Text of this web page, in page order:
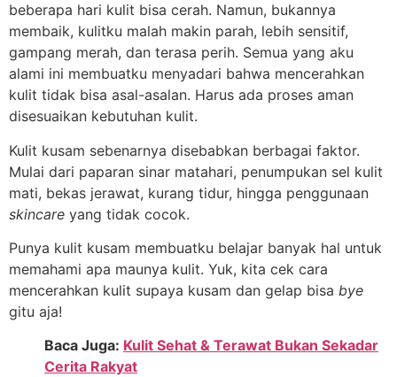
beberapa hari kulit bisa cerah. Namun, bukannya
membaik, kulitku malah makin parah, lebih sensitif,
gampang merah, dan terasa perih. Semua yang aku
alami ini membuatku menyadari bahwa mencerahkan
kulit tidak bisa asal-asalan. Harus ada proses aman
disesuaikan kebutuhan kulit.
Kulit kusam sebenarnya disebabkan berbagai faktor.
Mulai dari paparan sinar matahari, penumpukan sel kulit
mati, bekas jerawat, kurang tidur, hingga penggunaan
skincare yang tidak cocok.
Punya kulit kusam membuatku belajar banyak hal untuk
memahami apa maunya kulit. Yuk, kita cek cara
mencerahkan kulit supaya kusam dan gelap bisa bye
gitu aja!
Baca Juga: Kulit Sehat & Terawat Bukan Sekadar
Cerita Rakyat